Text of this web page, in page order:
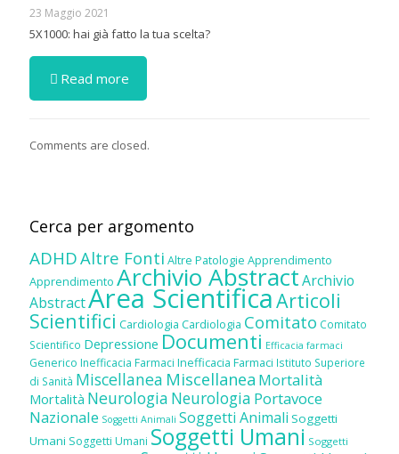
23 Maggio 2021
5X1000: hai già fatto la tua scelta?
Read more
Comments are closed.
Cerca per argomento
ADHDAltre Fonti Altre Patologie Apprendimento
Apprendimento Archivio AbstractArchivio
AbstractArea ScientificaArticoli
Scientifici Cardiologia Cardiologia Comitato Comitato
Scientifico Depressione Documenti Efficacia farmaci
Generico Inefficacia Farmaci Inefficacia Farmaci Istituto Superiore
di Sanità Miscellanea Miscellanea Mortalità
Mortalità Neurologia Neurologia Portavoce
Nazionale Soggetti Animali Soggetti Animali Soggetti
Umani Soggetti Umani Soggetti Umani Soggetti